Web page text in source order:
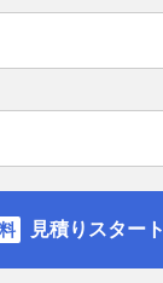
見積りスタート